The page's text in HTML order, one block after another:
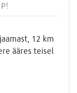
12 km
ääres teisel